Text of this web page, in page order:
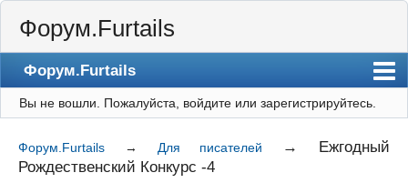
Форум.Furtails
Форум.Furtails
На сайт
Форум
Регистрация
Вы не вошли. Пожалуйста, войдите или зарегистрируйтесь.
Форум.Furtails → Для писателей → Ежгодный
Рождественский Конкурс -4